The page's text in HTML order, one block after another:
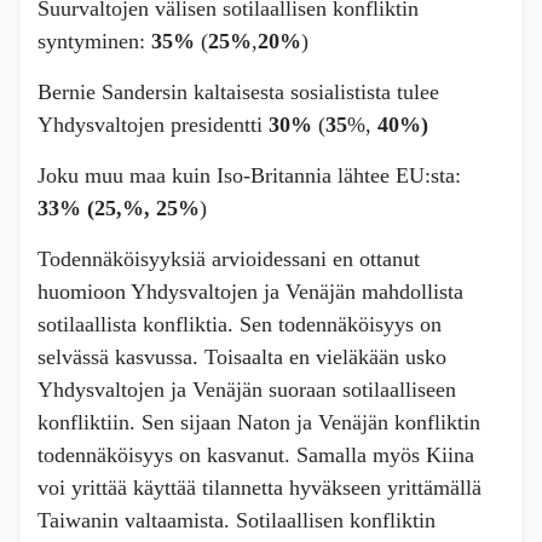
Suurvaltojen välisen sotilaallisen konfliktin
syntyminen: 35% (25%,20%)
Bernie Sandersin kaltaisesta sosialistista tulee
Yhdysvaltojen presidentti 30% (35%, 40%)
Joku muu maa kuin Iso-Britannia lähtee EU:sta:
33% (25,%, 25%)
Todennäköisyyksiä arvioidessani en ottanut
huomioon Yhdysvaltojen ja Venäjän mahdollista
sotilaallista konfliktia. Sen todennäköisyys on
selvässä kasvussa. Toisaalta en vieläkään usko
Yhdysvaltojen ja Venäjän suoraan sotilaalliseen
konfliktiin. Sen sijaan Naton ja Venäjän konfliktin
todennäköisyys on kasvanut. Samalla myös Kiina
voi yrittää käyttää tilannetta hyväkseen yrittämällä
Taiwanin valtaamista. Sotilaallisen konfliktin